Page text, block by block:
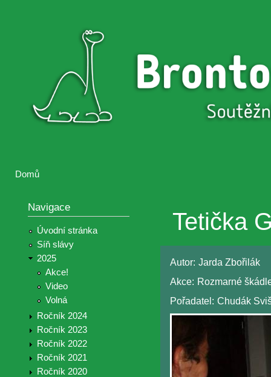
Brontosaurus
Brontosaurus
Domů
Navigace
Úvodní stránka
Síň slávy
2025
Akce!
Video
Volná
Ročník 2024
Ročník 2023
Ročník 2022
Ročník 2021
Ročník 2020
Tetička
Autor: Jarda Zbořilák
Akce: Rozmarné
Pořadatel: Chudák